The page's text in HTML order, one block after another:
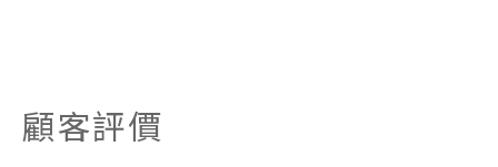
顧客評價